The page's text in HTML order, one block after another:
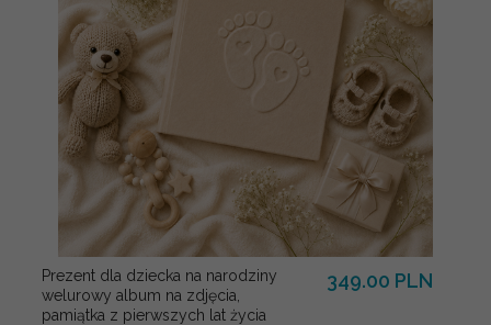
Prezent dla dziecka na narodziny
welurowy album na zdjęcia,
pamiątka z pierwszych lat życia
349.00 PLN